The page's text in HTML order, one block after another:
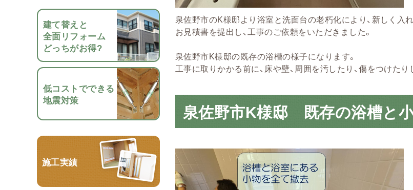
建て替えと
全面リフォーム
どっちがお得?
低コストでできる
地震対策
施工実績
泉佐野市のK様邸より浴室と洗面台の老朽化により、新しく入
お見積書を提出し、工事のご依頼をいただきました。
泉佐野市K様邸の既存の浴槽の様子になります。
工事に取りかかる前に、床や壁、周囲を汚したり、傷をつけた
泉佐野市K様邸 既存の浴槽と